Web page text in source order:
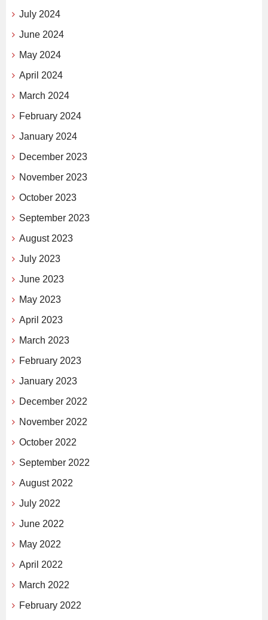
July 2024
June 2024
May 2024
April 2024
March 2024
February 2024
January 2024
December 2023
November 2023
October 2023
September 2023
August 2023
July 2023
June 2023
May 2023
April 2023
March 2023
February 2023
January 2023
December 2022
November 2022
October 2022
September 2022
August 2022
July 2022
June 2022
May 2022
April 2022
March 2022
February 2022